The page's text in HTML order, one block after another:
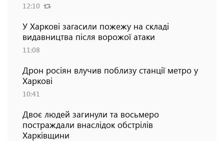
12:10
У Харкові загасили пожежу на складі
видавництва після ворожої атаки
11:08
Дрон росіян влучив поблизу станції метро у
Харкові
10:41
Двоє людей загинули та восьмеро
постраждали внаслідок обстрілів
Харківщини